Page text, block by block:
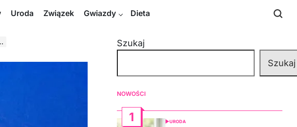
Uroda Związek Gwiazdy Dieta
Szukaj
Szukaj
NOWOŚCI
1
POSTED
URODA